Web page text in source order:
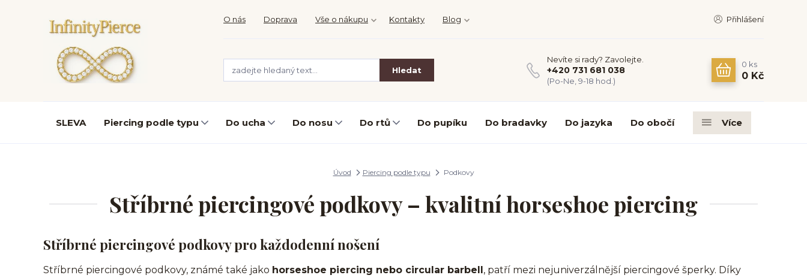
O nás Doprava Vše o nákupu Kontakty Blog Přihlášení
Hledat
Nevíte si rady? Zavolejte.
+420 731 681 038
(Po-Ne, 9-18 hod.)
0 ks
0 Kč
SLEVA Piercing podle typu Do ucha Do nosu Do rtů Do pupíku Do bradavky Do jazyka Do obočí Více
Úvod Piercing podle typu Podkovy
Stříbrné piercingové podkovy – kvalitní horseshoe piercing
Stříbrné piercingové podkovy pro každodenní nošení
Stříbrné piercingové podkovy, známé také jako horseshoe piercing nebo circular barbell, patří mezi nejuniverzálnější piercingové šperky. Díky